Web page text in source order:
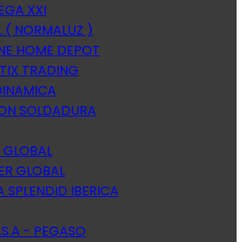
XXI
( NORMALUZ )
HOME DEPOT
TRADING
SOLDADURA
GLOBAL
SPLENDID IBERICA
- PEGASO